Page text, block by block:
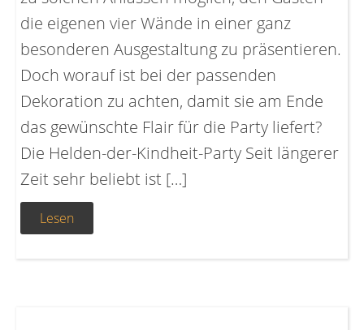
die eigenen vier Wände in einer ganz
besonderen Ausgestaltung zu präsentieren.
Doch worauf ist bei der passenden
Dekoration zu achten, damit sie am Ende
das gewünschte Flair für die Party liefert?
Die Helden-der-Kindheit-Party Seit längerer
Zeit sehr beliebt ist […]
Lesen